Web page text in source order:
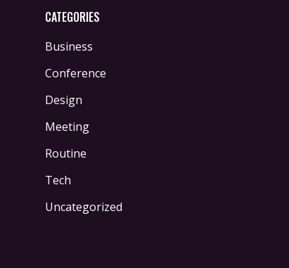
CATEGORIES
Business
Conference
Design
Meeting
Routine
Tech
Uncategorized